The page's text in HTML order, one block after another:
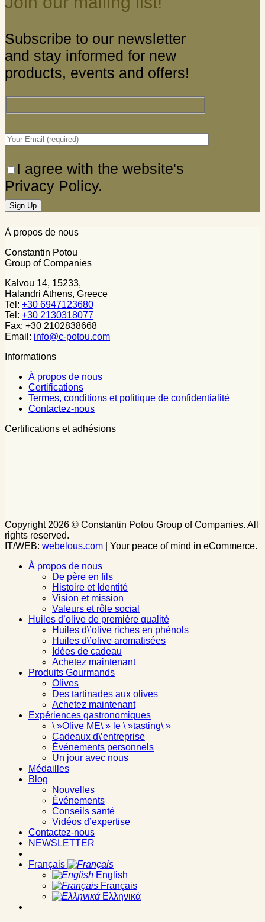
Subscribe to our newsletter
and stay informed for new
products, events and offers!
I agree with the website's
Privacy Policy.
À propos de nous
Constantin Potou
Group of Companies
Kalvou 14, 15233,
Halandri Athens, Greece
Tel: +30 6947123680
Tel: +30 2130318077
Fax: +30 2102838668
Email: info@c-potou.com
Informations
À propos de nous
Certifications
Termes, conditions et politique de confidentialité
Contactez-nous
Certifications et adhésions
Copyright 2026 © Constantin Potou Group of Companies. All
rights reserved.
IT/WEB: webelous.com | Your peace of mind in eCommerce.
À propos de nous
De père en fils
Histoire et Identité
Vision et mission
Valeurs et rôle social
Huiles d’olive de première qualité
Huiles d\’olive riches en phénols
Huiles d\’olive aromatisées
Idées de cadeau
Achetez maintenant
Produits Gourmands
Olives
Des tartinades aux olives
Achetez maintenant
Expériences gastronomiques
\ »Olive ME\ » le \ »tasting\ »
Cadeaux d\’entreprise
Événements personnels
Un jour avec nous
Médailles
Blog
Nouvelles
Événements
Conseils santé
Vidéos d’expertise
Contactez-nous
NEWSLETTER
Français
English
Français
Ελληνικά